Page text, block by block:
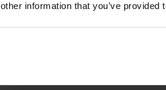
other information that you’ve